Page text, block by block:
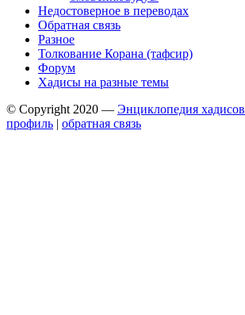
Недостоверное в переводах
Обратная связь
Разное
Толкование Корана (тафсир)
Форум
Хадисы на разные темы
© Copyright 2020 — Энциклопедия хадисов
профиль | обратная связь